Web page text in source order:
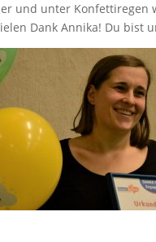
und unter
Dank Annika! Du bist